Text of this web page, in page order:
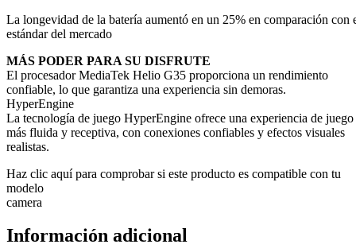
La longevidad de la batería aumentó en un 25% en comparación con
estándar del mercado
MÁS PODER PARA SU DISFRUTE
El procesador MediaTek Helio G35 proporciona un rendimiento
confiable, lo que garantiza una experiencia sin demoras.
HyperEngine
La tecnología de juego HyperEngine ofrece una experiencia de juego
más fluida y receptiva, con conexiones confiables y efectos visuales
realistas.
Haz clic aquí para comprobar si este producto es compatible con tu
modelo
camera
Información adicional